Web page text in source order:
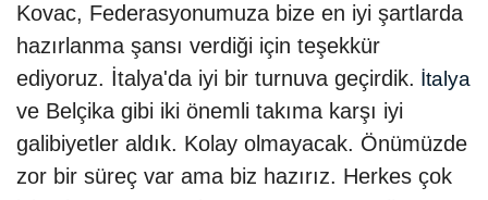
Kovac, Federasyonumuza bize en iyi şartlarda
hazırlanma şansı verdiği için teşekkür
ediyoruz. İtalya'da iyi bir turnuva geçirdik. İtalya
ve Belçika gibi iki önemli takıma karşı iyi
galibiyetler aldık. Kolay olmayacak. Önümüzde
zor bir süreç var ama biz hazırız. Herkes çok